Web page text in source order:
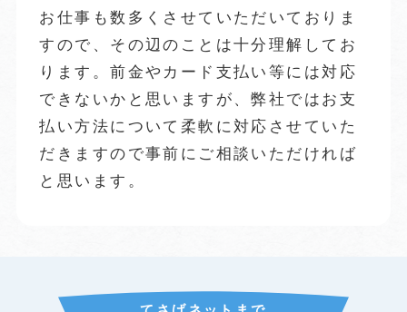
お仕事も数多くさせていただいておりま
すので、その辺のことは十分理解してお
ります。前金やカード支払い等には対応
できないかと思いますが、弊社ではお支
払い方法について柔軟に対応させていた
だきますので事前にご相談いただければ
と思います。